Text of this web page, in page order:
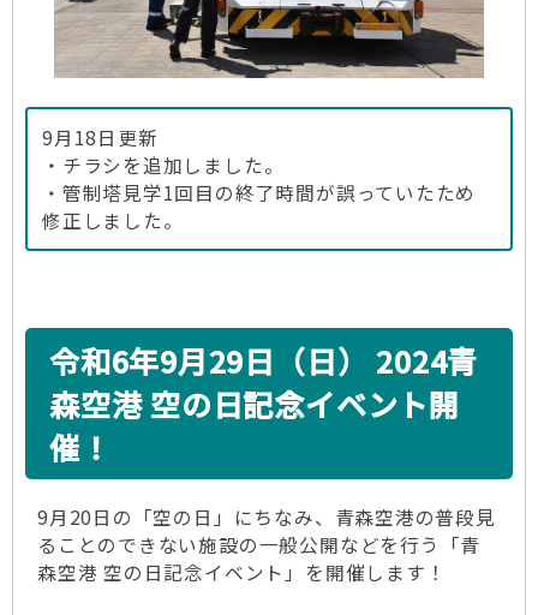
9月18日更新
・チラシを追加しました。
・管制塔見学1回目の終了時間が誤っていたため
修正しました。
令和6年9月29日（日） 2024青
森空港 空の日記念イベント開
催！
9月20日の「空の日」にちなみ、青森空港の普段見
ることのできない施設の一般公開などを行う「青
森空港 空の日記念イベント」を開催します！